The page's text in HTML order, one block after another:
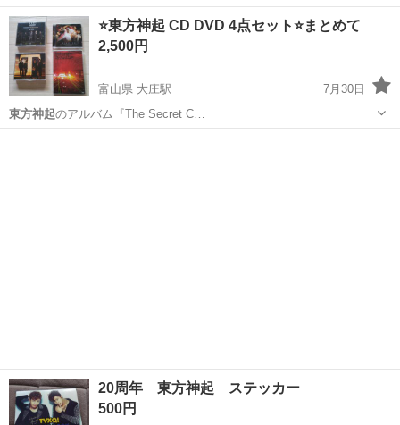
福岡 福岡市 マンガ、コミック、アニメ
⭐東方神起 CD DVD 4点セット⭐まとめて
2,500円
富山県 大庄駅
7月30日
東方神起のアルバム『The Secret C…
20周年 東方神起 ステッカー
500円